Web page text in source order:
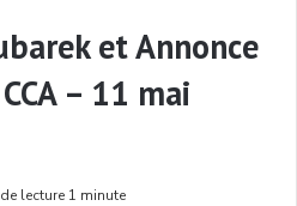
et Annonce
– 11 mai
lecture 1 minute